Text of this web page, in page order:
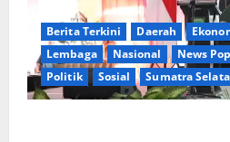
Berita Terkini Daerah
Lembaga
Nasional News
Politik
Sosial Sumatra